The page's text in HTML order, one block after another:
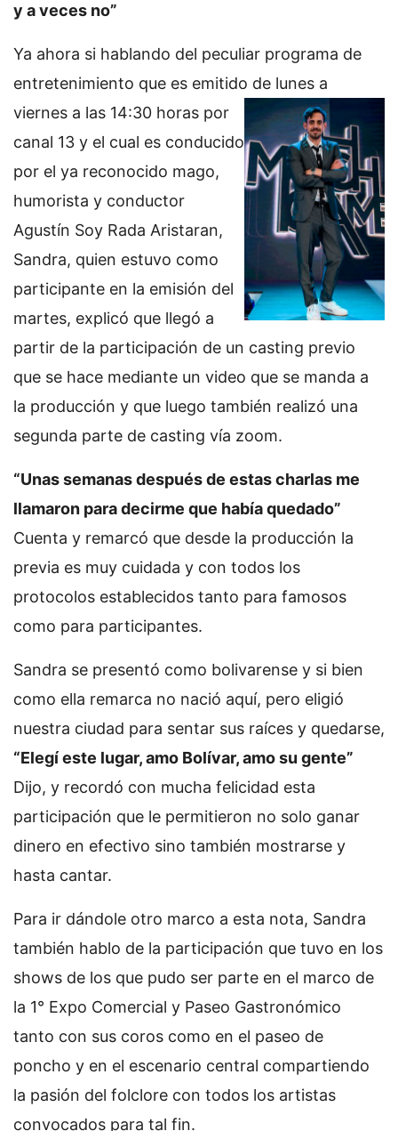
y a veces no”
Ya ahora si hablando del peculiar programa de
entretenimiento que es emitido de lunes a
viernes a las 14:30 horas por
canal 13 y el cual es conducido
por el ya reconocido mago,
humorista y conductor
Agustín Soy Rada Aristaran,
Sandra, quien estuvo como
participante en la emisión del
martes, explicó que llegó a
partir de la participación de un casting previo
que se hace mediante un video que se manda a
la producción y que luego también realizó una
segunda parte de casting vía zoom.
“Unas semanas después de estas charlas me
llamaron para decirme que había quedado”
Cuenta y remarcó que desde la producción la
previa es muy cuidada y con todos los
protocolos establecidos tanto para famosos
como para participantes.
Sandra se presentó como bolivarense y si bien
como ella remarca no nació aquí, pero eligió
nuestra ciudad para sentar sus raíces y quedarse,
“Elegí este lugar, amo Bolívar, amo su gente”
Dijo, y recordó con mucha felicidad esta
participación que le permitieron no solo ganar
dinero en efectivo sino también mostrarse y
hasta cantar.
Para ir dándole otro marco a esta nota, Sandra
también hablo de la participación que tuvo en los
shows de los que pudo ser parte en el marco de
la 1° Expo Comercial y Paseo Gastronómico
tanto con sus coros como en el paseo de
poncho y en el escenario central compartiendo
la pasión del folclore con todos los artistas
convocados para tal fin.